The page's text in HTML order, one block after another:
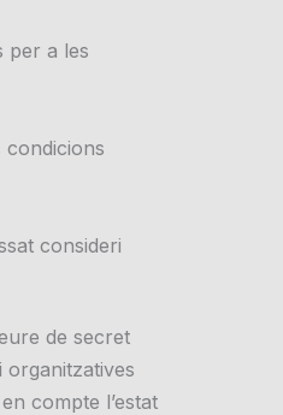
per a les
condicions
consideri
de secret
organitzatives
compte l’estat